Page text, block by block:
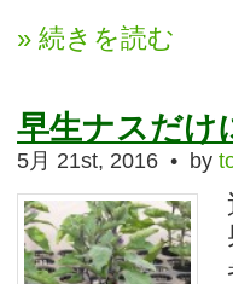
» 続きを読む
早生ナスだけ
5月 21st, 2016 • by